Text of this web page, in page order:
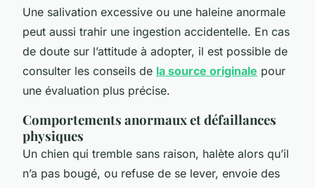
Une salivation excessive ou une haleine anormale
peut aussi trahir une ingestion accidentelle. En cas
de doute sur l’attitude à adopter, il est possible de
consulter les conseils de la source originale pour
une évaluation plus précise.
Comportements anormaux et défaillances
physiques
Un chien qui tremble sans raison, halète alors qu’il
n’a pas bougé, ou refuse de se lever, envoie des